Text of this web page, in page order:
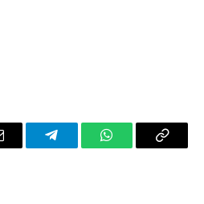
TelegramWhatsAppCopy